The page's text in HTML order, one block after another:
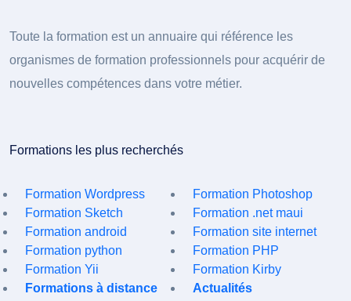
Toute la formation est un annuaire qui référence les
organismes de formation professionnels pour acquérir de
nouvelles compétences dans votre métier.
Formations les plus recherchés
Formation Wordpress
Formation Photoshop
Formation Sketch
Formation .net maui
Formation android
Formation site internet
Formation python
Formation PHP
Formation Yii
Formation Kirby
Formations à distance
Actualités